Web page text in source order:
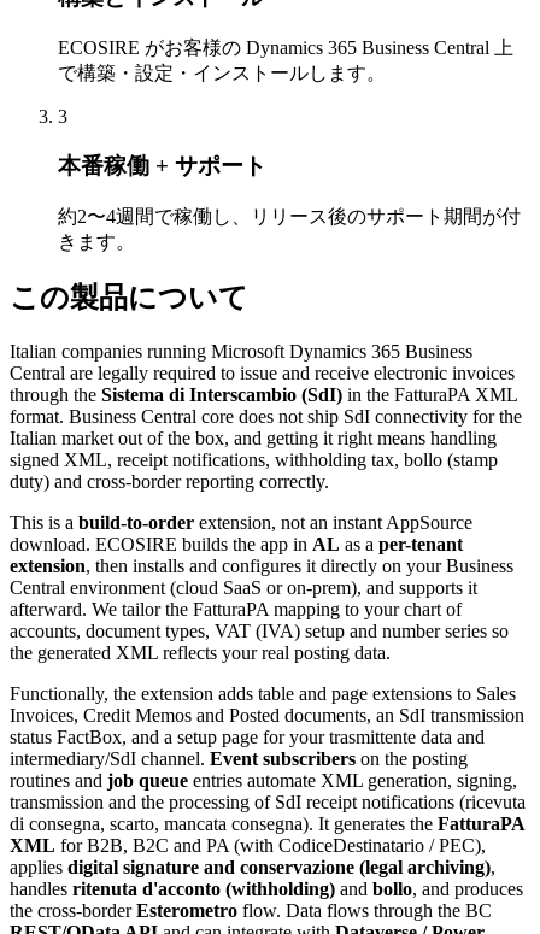
ECOSIRE がお客様の Dynamics 365 Business Central 上
で構築・設定・インストールします。
3
本番稼働 + サポート
約2〜4週間で稼働し、リリース後のサポート期間が付
きます。
この製品について
Italian companies running Microsoft Dynamics 365 Business
Central are legally required to issue and receive electronic invoices
through the Sistema di Interscambio (SdI) in the FatturaPA XML
format. Business Central core does not ship SdI connectivity for the
Italian market out of the box, and getting it right means handling
signed XML, receipt notifications, withholding tax, bollo (stamp
duty) and cross-border reporting correctly.
This is a build-to-order extension, not an instant AppSource
download. ECOSIRE builds the app in AL as a per-tenant
extension, then installs and configures it directly on your Business
Central environment (cloud SaaS or on-prem), and supports it
afterward. We tailor the FatturaPA mapping to your chart of
accounts, document types, VAT (IVA) setup and number series so
the generated XML reflects your real posting data.
Functionally, the extension adds table and page extensions to Sales
Invoices, Credit Memos and Posted documents, an SdI transmission
status FactBox, and a setup page for your trasmittente data and
intermediary/SdI channel. Event subscribers on the posting
routines and job queue entries automate XML generation, signing,
transmission and the processing of SdI receipt notifications (ricevuta
di consegna, scarto, mancata consegna). It generates the FatturaPA
XML for B2B, B2C and PA (with CodiceDestinatario / PEC),
applies digital signature and conservazione (legal archiving),
handles ritenuta d'acconto (withholding) and bollo, and produces
the cross-borderEsterometro flow. Data flows through the BC